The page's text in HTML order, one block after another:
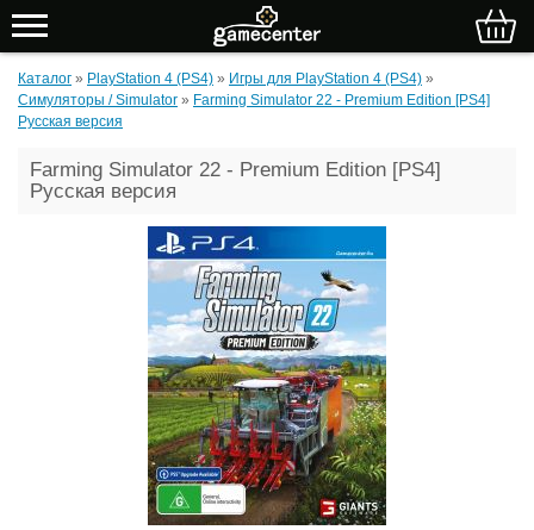
Каталог » PlayStation 4 (PS4) » Игры для PlayStation 4 (PS4) »
Симуляторы / Simulator » Farming Simulator 22 - Premium Edition [PS4]
Русская версия
Farming Simulator 22 - Premium Edition [PS4]
Русская версия